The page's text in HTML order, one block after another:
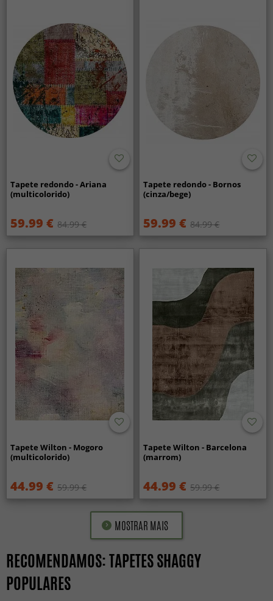
Tapete redondo - Ariana
(multicolorido)
59.99 € 84.99 €
Tapete redondo - Bornos
(cinza/bege)
59.99 € 84.99 €
Tapete Wilton - Mogoro
(multicolorido)
44.99 € 59.99 €
Tapete Wilton - Barcelona
(marrom)
44.99 € 59.99 €
MOSTRAR MAIS
RECOMENDAMOS: TAPETES SHAGGY
POPULARES